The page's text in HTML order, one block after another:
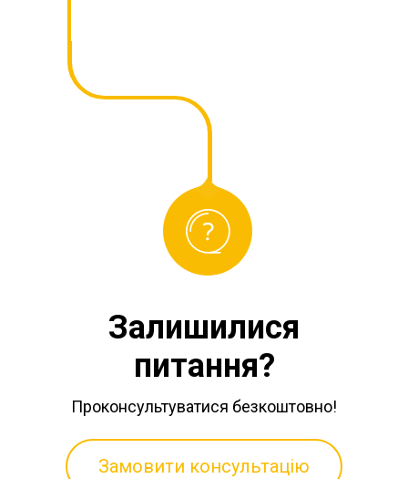
Залишилися
питання?
Проконсультуватися безкоштовно!
Замовити консультацію